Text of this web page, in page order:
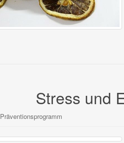
Stress und
Präventionsprogramm